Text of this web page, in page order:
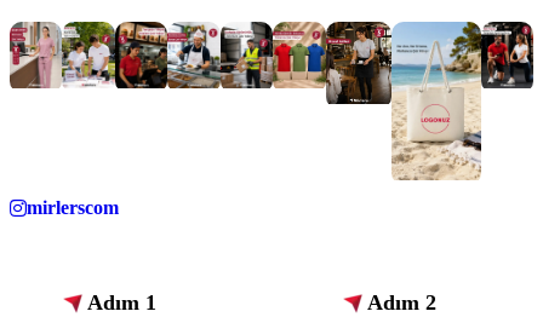
mirlerscom
Adım 1 Adım 2